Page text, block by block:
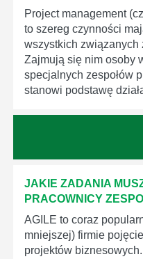
Project management
to szereg czynności
wszystkich związanych
Zajmują się nim osoby
specjalnych zespołów
stanowi podstawę
JAKIE ZADANIA
PRACOWNICY
AGILE to coraz
mniejszej) firmie
projektów